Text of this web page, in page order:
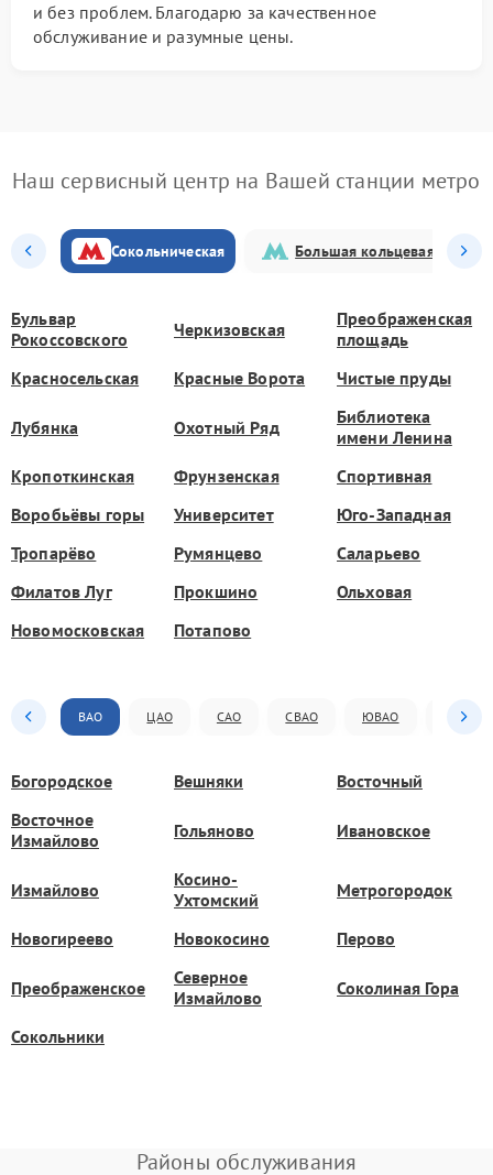
и без проблем. Благодарю за качественное
обслуживание и разумные цены.
Наш сервисный центр на Вашей станции метро
Сокольническая Большая кольцевая
Бульвар
Рокоссовского
Черкизовская
Преображенская
площадь
Красносельская
Красные Ворота Чистые пруды
Лубянка Охотный Ряд
Библиотека
имени Ленина
Кропоткинская
Фрунзенская
Спортивная
Воробьёвы горы
Университет
Юго-Западная
Тропарёво
Румянцево
Саларьево
Филатов Луг
Прокшино
Ольховая
Новомосковская
Потапово
ВАО ЦАО САО СВАО ЮВАО ЮАО
Богородское Вешняки
Восточный
Восточное
Измайлово
Гольяново Ивановское
Измайлово
Косино-
Ухтомский
Метрогородок
Новогиреево Новокосино Перово
Преображенское
Северное
Измайлово
Соколиная Гора
Сокольники
Районы обслуживания